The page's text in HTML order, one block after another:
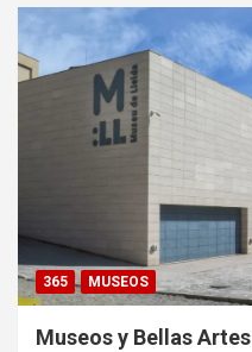
365 MUSEOS
Museos y Bellas Artes